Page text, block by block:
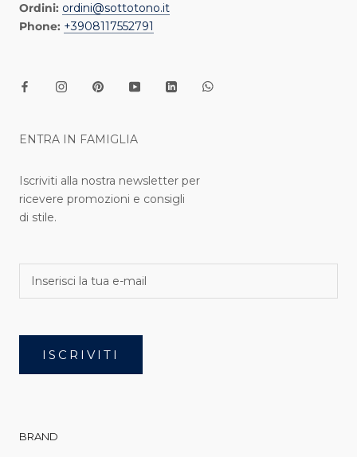
Ordini: ordini@sottotono.it
Phone: +3908117552791
ENTRA IN FAMIGLIA
Iscriviti alla nostra newsletter per
ricevere promozioni e consigli
di stile.
ISCRIVITI
BRAND